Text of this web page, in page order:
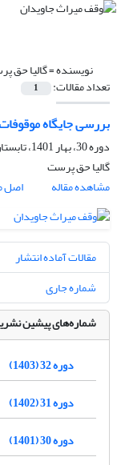
نویسنده =گالیا حق
تعداد مقالات: 1
بررسی جایگاه
دوره 30، بهار 1401، تابستان 1402
گالیا حق پرست
مشاهده مقاله
اصل
مقالات آماده انتشار
شماره جاری
شماره‌های پیشین
دوره 32 (1403)
دوره 31 (1402)
دوره 30 (1401)